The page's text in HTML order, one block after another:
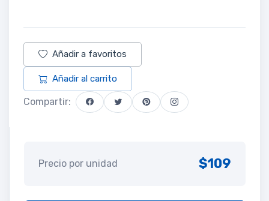
Añadir a favoritos
Añadir al carrito
Compartir:
Precio por unidad $109